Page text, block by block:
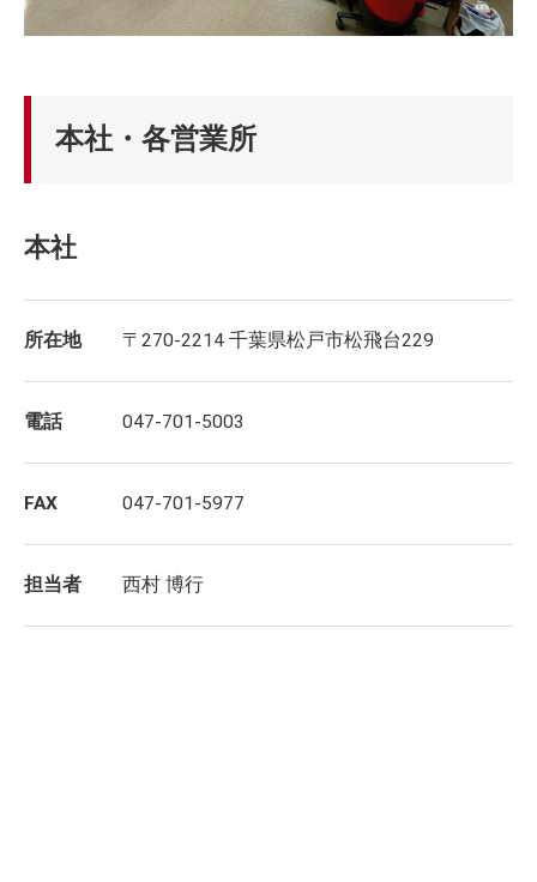
本社・各営業所
本社
所在地 〒270-2214 千葉県松戸市松飛台229
電話 047-701-5003
FAX 047-701-5977
担当者 西村 博行